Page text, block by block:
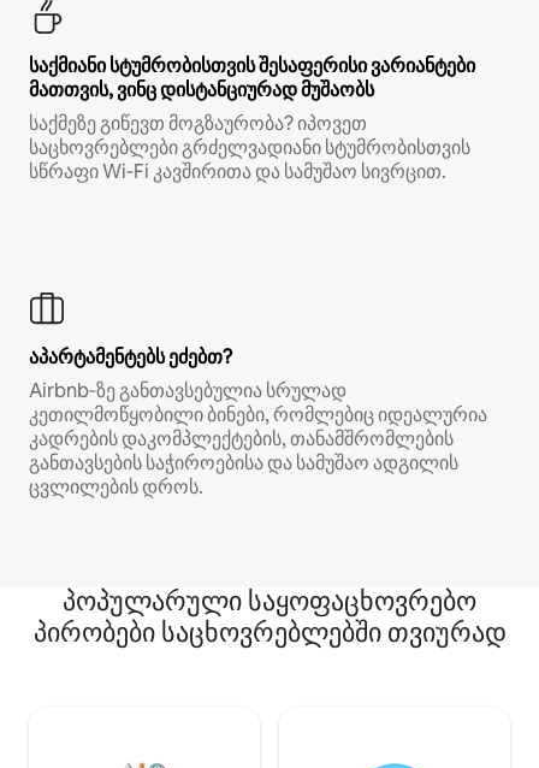
საქმიანი სტუმრობისთვის შესაფერისი ვარიანტები
მათთვის, ვინც დისტანციურად მუშაობს
საქმეზე გიწევთ მოგზაურობა? იპოვეთ
საცხოვრებლები გრძელვადიანი სტუმრობისთვის
სწრაფი Wi‑Fi კავშირითა და სამუშაო სივრცით.
აპარტამენტებს ეძებთ?
Airbnb‑ზე განთავსებულია სრულად
კეთილმოწყობილი ბინები, რომლებიც იდეალურია
კადრების დაკომპლექტების, თანამშრომლების
განთავსების საჭიროებისა და სამუშაო ადგილის
ცვლილების დროს.
პოპულარული საყოფაცხოვრებო
პირობები საცხოვრებლებში თვიურად